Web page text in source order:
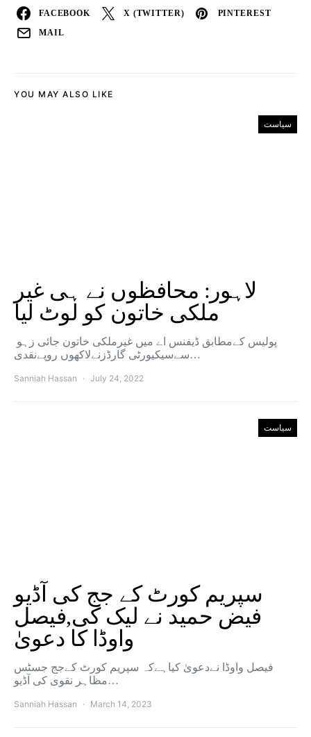
FACEBOOK X (TWITTER) PINTEREST
MAIL
YOU MAY ALSO LIKE
سیاست
لاہور: محافظوں نے ہی غیر
ملکی خاتون کو لوٹ لیا
سےسیکیورٹی گارڈزنےلاکھوں روپےنقدی…
Sanniah Hassan July 24, 2022
سیاست
سپریم کورٹ کے جج کی آڈیو
فیض حمید نے لیک کی,فیصل
واوڈا کا دعویٰ
فیصل واوڈا نےدعویٰ کیاہےکہ سپریم کورٹ کےجج جسٹس
مظاہر نقوی کی آڈیو…
Sanniah Hassan March 14, 2023